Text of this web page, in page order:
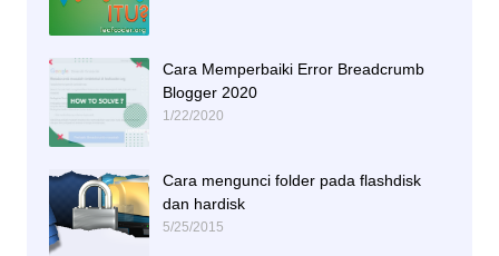
Cara Memperbaiki Error Breadcrumb
Blogger 2020
1/22/2020
Cara mengunci folder pada flashdisk
dan hardisk
5/25/2015